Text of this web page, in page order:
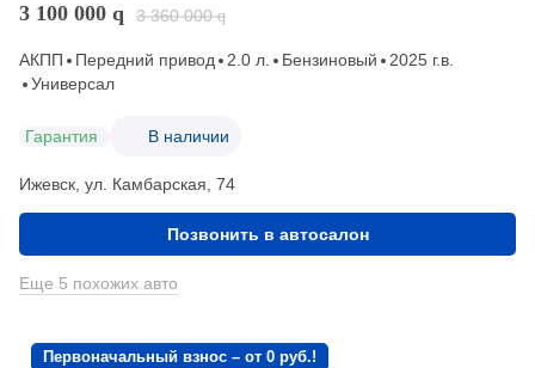
3 100 000 q 3 360 000 q
АКПП Передний привод 2.0 л. Бензиновый
2025 г.в.
Универсал
Гарантия В наличии
Ижевск, ул. Камбарская, 74
Позвонить в автосалон
Еще 5 похожих авто
Первоначальный взнос – от 0 руб.!